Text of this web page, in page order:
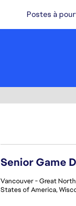
Postes à
Senior Game
Vancouver - Great
States of America,